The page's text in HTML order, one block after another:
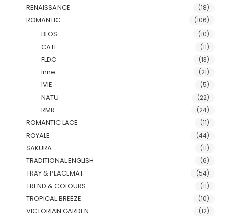
RENAISSANCE (18)
ROMANTIC (106)
BLOS (10)
CATE (11)
FLDC (13)
Inne (21)
IVIE (5)
NATU (22)
RMR (24)
ROMANTIC LACE (11)
ROYALE (44)
SAKURA (11)
TRADITIONAL ENGLISH (6)
TRAY & PLACEMAT (54)
TREND & COLOURS (11)
TROPICAL BREEZE (10)
VICTORIAN GARDEN (12)